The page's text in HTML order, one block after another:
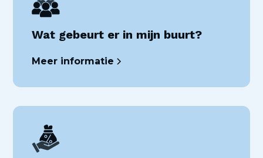
Wat gebeurt er in mijn buurt?
Meer informatie